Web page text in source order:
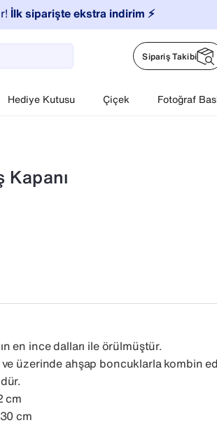
İlk siparişte ekstra indirim ⚡️
Sipariş Takibi
Hediye Kutusu Çiçek Fotoğraf
Kapanı
en ince dalları ile örülmüştür.
üzerinde ahşap boncuklarla kombin
cm
cm